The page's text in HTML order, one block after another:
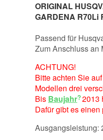
ORIGINAL
GARDENA R70Li
Passend für
Zum Anschluss an
ACHTUNG!
Bitte achten Sie
Modellen drei
Bis Baujahr 2013
Dafür gibt es
Ausgangsleistung: